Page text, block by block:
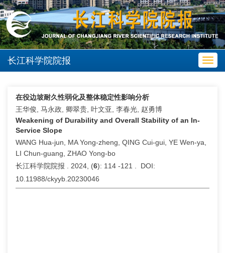
长江科学院院报
在役边坡耐久性弱化及整体稳定性影响分析
王华俊, 马永政, 卿翠贵, 叶文亚, 李春光, 赵勇博
Weakening of Durability and Overall Stability of an In-
Service Slope
WANG Hua-jun, MA Yong-zheng, QING Cui-gui, YE Wen-ya,
LI Chun-guang, ZHAO Yong-bo
长江科学院院报 . 2024, (6): 114 -121 . DOI:
10.11988/ckyyb.20230046